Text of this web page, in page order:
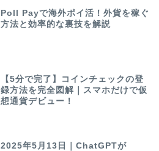
Poll Payで海外ポイ活！外貨を稼ぐ
方法と効率的な裏技を解説
【5分で完了】コインチェックの登
録方法を完全図解｜スマホだけで仮
想通貨デビュー！
2025年5月13日｜ChatGPTが